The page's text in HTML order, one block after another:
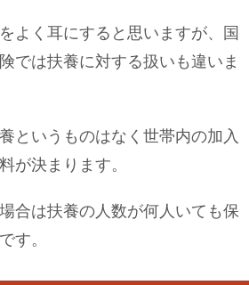
よく耳にすると思いますが、国
では扶養に対する扱いも違いま
というものはなく世帯内の加入
が決まります。
合は扶養の人数が何人いても保
す。